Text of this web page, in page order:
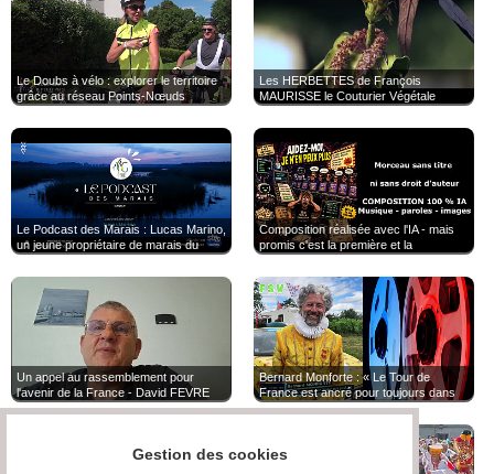
Le Doubs à vélo : explorer le territoire
grâce au réseau Points-Nœuds
Les HERBETTES de François
MAURISSE le Couturier Végétale
Le Podcast des Marais : Lucas Marino,
un jeune propriétaire de marais du
transmission et la préservation des
Marais de Vendée
Composition réalisée avec l'IA - mais
promis c'est la première et la
IAtubeuse et encore moins
I.A.tokeuse. 😉
Un appel au rassemblement pour
l'avenir de la France - David FEVRE
Bernard Monforte : « Le Tour de
France est ancré pour toujours dans
l'imaginaire collectif. »
Gestion des cookies